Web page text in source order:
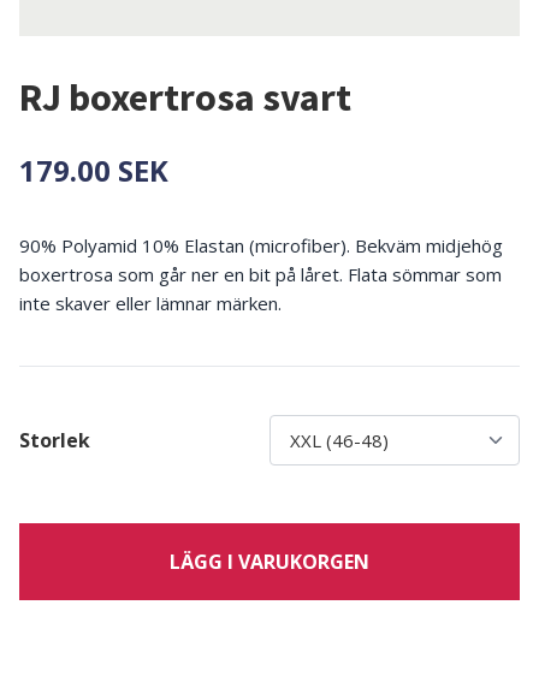
RJ boxertrosa svart
179.00 SEK
90% Polyamid 10% Elastan (microfiber). Bekväm midjehög
boxertrosa som går ner en bit på låret. Flata sömmar som
inte skaver eller lämnar märken.
Storlek
LÄGG I VARUKORGEN